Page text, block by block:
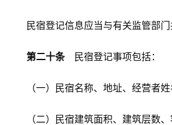
民宿登记信息应当与有关监管部门
第二十条民宿登记事项包括：
（一）民宿名称、地址、经营者姓
（二）民宿建筑面积、建筑层数、